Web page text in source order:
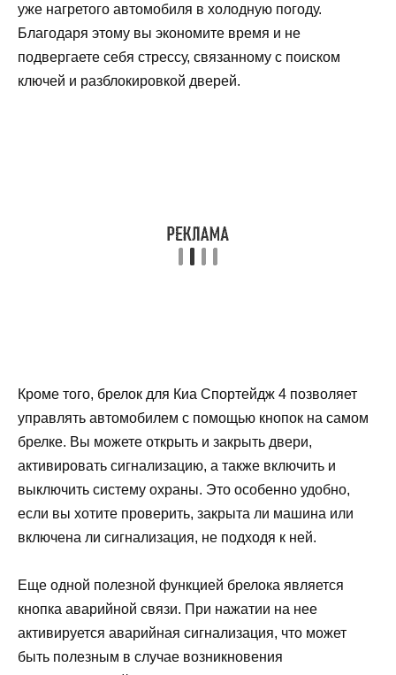
уже нагретого автомобиля в холодную погоду.
Благодаря этому вы экономите время и не
подвергаете себя стрессу, связанному с поиском
ключей и разблокировкой дверей.
Кроме того, брелок для Киа Спортейдж 4 позволяет
управлять автомобилем с помощью кнопок на самом
брелке. Вы можете открыть и закрыть двери,
активировать сигнализацию, а также включить и
выключить систему охраны. Это особенно удобно,
если вы хотите проверить, закрыта ли машина или
включена ли сигнализация, не подходя к ней.
Еще одной полезной функцией брелока является
кнопка аварийной связи. При нажатии на нее
активируется аварийная сигнализация, что может
быть полезным в случае возникновения